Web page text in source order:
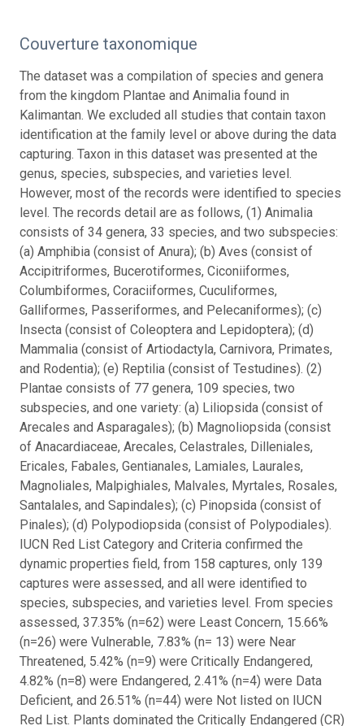
Couverture taxonomique
The dataset was a compilation of species and genera
from the kingdom Plantae and Animalia found in
Kalimantan. We excluded all studies that contain taxon
identification at the family level or above during the data
capturing. Taxon in this dataset was presented at the
genus, species, subspecies, and varieties level.
However, most of the records were identified to species
level. The records detail are as follows, (1) Animalia
consists of 34 genera, 33 species, and two subspecies:
(a) Amphibia (consist of Anura); (b) Aves (consist of
Accipitriformes, Bucerotiformes, Ciconiiformes,
Columbiformes, Coraciiformes, Cuculiformes,
Galliformes, Passeriformes, and Pelecaniformes); (c)
Insecta (consist of Coleoptera and Lepidoptera); (d)
Mammalia (consist of Artiodactyla, Carnivora, Primates,
and Rodentia); (e) Reptilia (consist of Testudines). (2)
Plantae consists of 77 genera, 109 species, two
subspecies, and one variety: (a) Liliopsida (consist of
Arecales and Asparagales); (b) Magnoliopsida (consist
of Anacardiaceae, Arecales, Celastrales, Dilleniales,
Ericales, Fabales, Gentianales, Lamiales, Laurales,
Magnoliales, Malpighiales, Malvales, Myrtales, Rosales,
Santalales, and Sapindales); (c) Pinopsida (consist of
Pinales); (d) Polypodiopsida (consist of Polypodiales).
IUCN Red List Category and Criteria confirmed the
dynamic properties field, from 158 captures, only 139
captures were assessed, and all were identified to
species, subspecies, and varieties level. From species
assessed, 37.35% (n=62) were Least Concern, 15.66%
(n=26) were Vulnerable, 7.83% (n= 13) were Near
Threatened, 5.42% (n=9) were Critically Endangered,
4.82% (n=8) were Endangered, 2.41% (n=4) were Data
Deficient, and 26.51% (n=44) were Not listed on IUCN
Red List. Plants dominated the Critically Endangered (CR)